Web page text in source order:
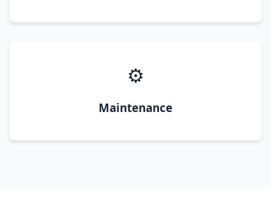
⚙️
Maintenance